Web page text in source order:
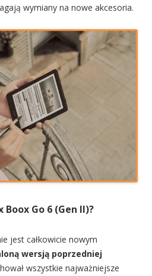
wymiany na nowe akcesoria.
Go 6 (Gen II)?
jest całkowicie nowym
wersją poprzedniej
wszystkie najważniejsze